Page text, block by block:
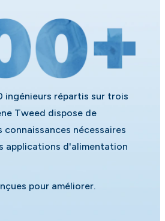
ingénieurs répartis sur trois
Tweed dispose de
nécessaires
applications d'alimentation
pour améliorer.